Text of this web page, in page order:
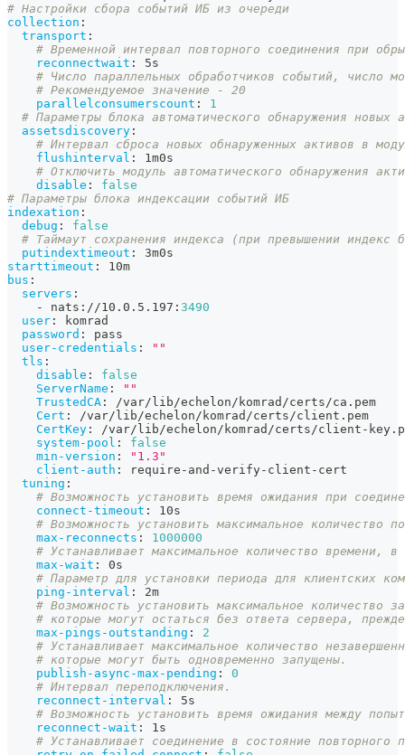
# Настройки сбора событий ИБ из очереди
collection :
transport :
# Временной интервал повторного соединения при
reconnectwait :
5s
# Число параллельных обработчиков событий, число
# Рекомендуемое значение - 20
parallelconsumerscount :
1
# Параметры блока автоматического обнаружения новых
assetsdiscovery :
# Интервал сброса новых обнаруженных активов в
flushinterval :
1m0s
# Отключить модуль автоматического обнаружения
disable :
false
# Параметры блока индексации событий ИБ
indexation :
debug :
false
# Таймаут сохранения индекса (при превышении индекс
putindextimeout :
3m0s
starttimeout :
10m
bus :
servers :
-
nats : //10.0.5.197 : 3490
user :
komrad
password :
pass
user-credentials :
""
tls :
disable :
false
ServerName :
""
TrustedCA :
/var/lib/echelon/komrad/certs/ca.pem
Cert :
/var/lib/echelon/komrad/certs/client.pem
CertKey : /var/lib/echelon/komrad/certs/client -
system-pool :
false
min-version :
"1.3"
client-auth : require - and -verify- client - cert
tuning :
# Возможность установить время ожидания при
connect-timeout :
10s
# Возможность установить максимальное количество
max-reconnects :
1000000
# Устанавливает максимальное количество времени,
max-wait :
0s
# Параметр для установки периода для клиентских
ping-interval :
2m
# Возможность установить максимальное количество
# которые могут остаться без ответа сервера,
max-pings-outstanding :
2
# Устанавливает максимальное количество
# которые могут быть одновременно запущены.
publish-async-max-pending :
0
# Интервал переподключения.
reconnect-interval :
5s
# Возможность установить время ожидания между
reconnect-wait :
1s
# Устанавливает соединение в состояние